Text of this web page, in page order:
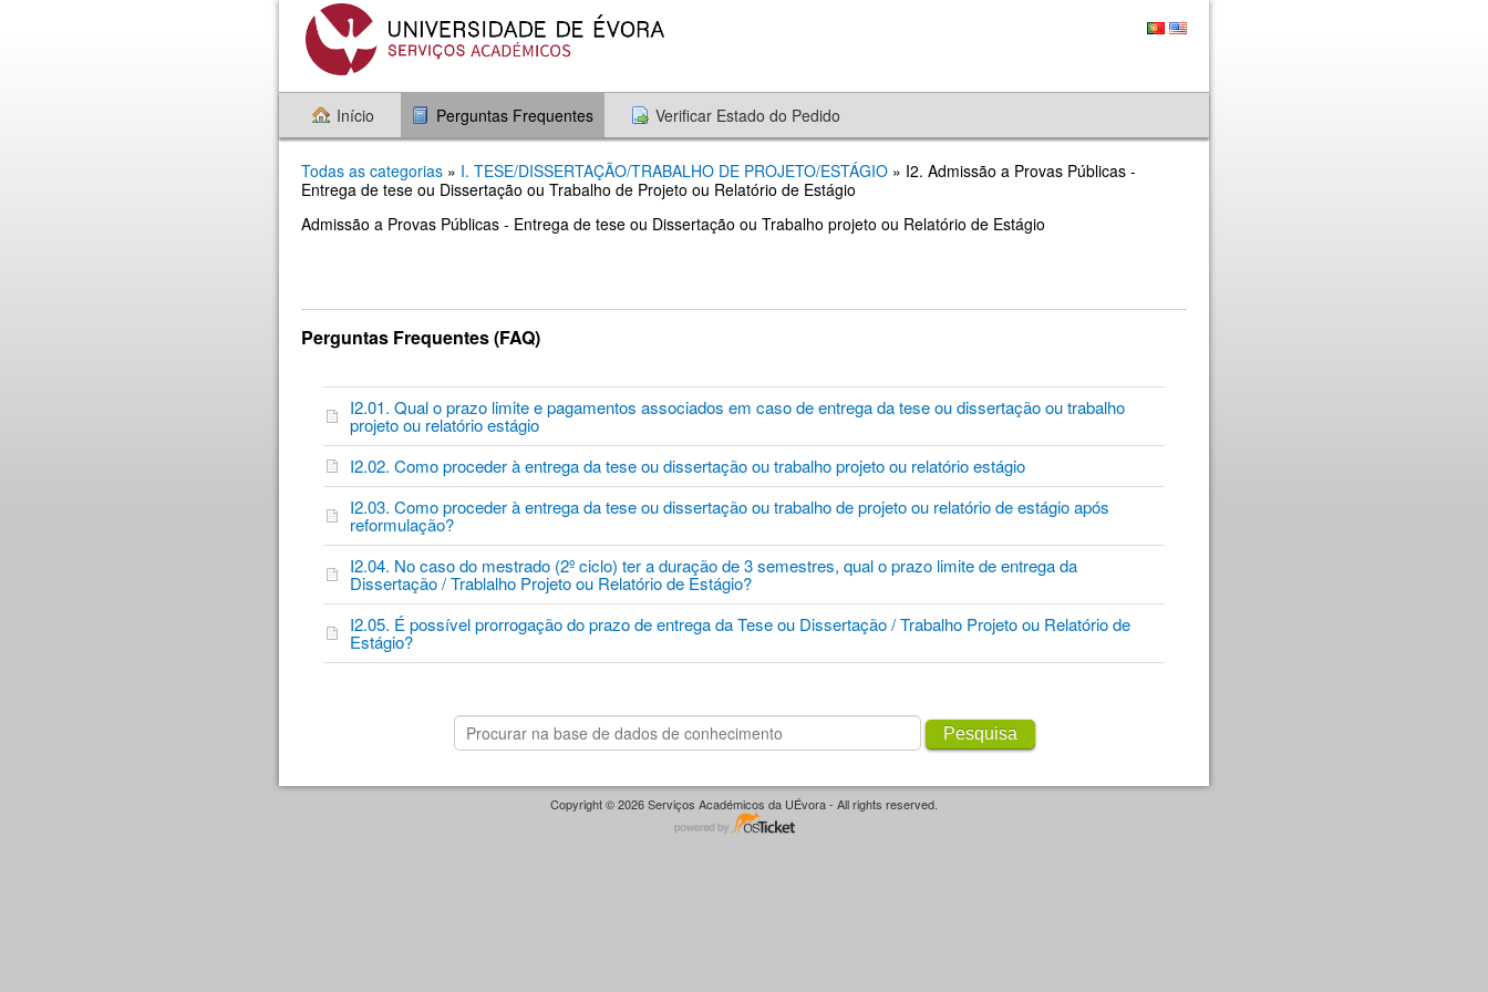
Início Perguntas Frequentes Verificar Estado do Pedido
Todas as categorias » I. TESE/DISSERTAÇÃO/TRABALHO DE PROJETO/ESTÁGIO » I2. Admissão a Provas Públicas -
Entrega de tese ou Dissertação ou Trabalho de Projeto ou Relatório de Estágio
Admissão a Provas Públicas - Entrega de tese ou Dissertação ou Trabalho projeto ou Relatório de Estágio
Perguntas Frequentes (FAQ)
I2.01. Qual o prazo limite e pagamentos associados em caso de entrega da tese ou dissertação ou trabalho
projeto ou relatório estágio
I2.02. Como proceder à entrega da tese ou dissertação ou trabalho projeto ou relatório estágio
I2.03. Como proceder à entrega da tese ou dissertação ou trabalho de projeto ou relatório de estágio após
reformulação?
I2.04. No caso do mestrado (2º ciclo) ter a duração de 3 semestres, qual o prazo limite de entrega da
Dissertação / Trablalho Projeto ou Relatório de Estágio?
I2.05. É possível prorrogação do prazo de entrega da Tese ou Dissertação / Trabalho Projeto ou Relatório de
Estágio?
Pesquisa
Copyright © 2026 Serviços Académicos da UÉvora - All rights reserved.